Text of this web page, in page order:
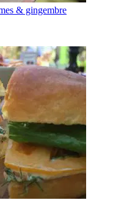
& gingembre